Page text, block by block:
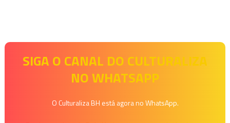
SIGA O CANAL DO CULTURALIZA
NO WHATSAPP
O Culturaliza BH está agora no WhatsApp.